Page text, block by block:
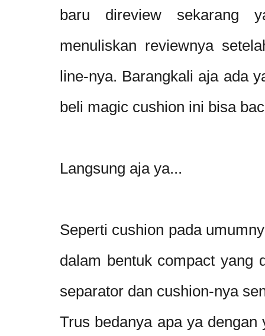
baru direview sekarang
menuliskan reviewnya
line-nya. Barangkali aja ada
beli magic cushion ini bisa
Langsung aja ya...
Seperti cushion pada
dalam bentuk compact yang
separator dan cushion-nya
Trus bedanya apa ya